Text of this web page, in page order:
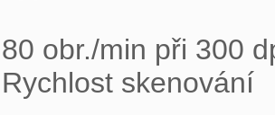
80 obr./min při 300
Rychlost skenování